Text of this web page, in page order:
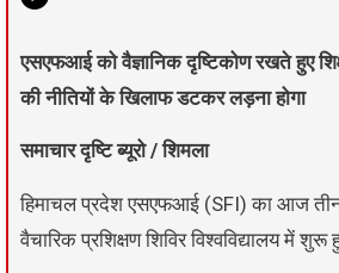
एसएफआई को वैज्ञानिक दृष्टिकोण रखते हुए
की नीतियों के खिलाफ डटकर लड़ना होगा
समाचार दृष्टि ब्यूरो / शिमला
हिमाचल प्रदेश एसएफआई (SFI) का आज तीन
वैचारिक प्रशिक्षण शिविर विश्वविद्यालय में